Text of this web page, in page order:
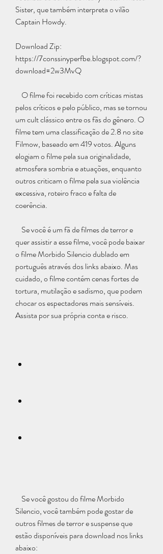
Sister, que também interpreta o vilão
Captain Howdy.
Download Zip:
https://7conssinyperfbe.blogspot.com/?
download=2w3MvQ
pelos críticos e pelo público, mas se tornou
um cult clássico entre os fãs do gênero. O
filme tem uma classificação de 2.8 no site
Filmow, baseado em 419 votos. Alguns
elogiam o filme pela sua originalidade,
atmosfera sombria e atuações, enquanto
outros criticam o filme pela sua violência
excessiva, roteiro fraco e falta de
coerência.
quer assistir a esse filme, você pode baixar
o filme Morbido Silencio dublado em
português através dos links abaixo. Mas
cuidado, o filme contém cenas fortes de
tortura, mutilação e sadismo, que podem
chocar os espectadores mais sensíveis.
Assista por sua própria conta e risco.
Silencio, você também pode gostar de
outros filmes de terror e suspense que
estão disponíveis para download nos links
abaixo: